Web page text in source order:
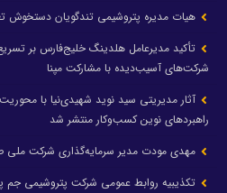
هیات مدیره پتروشیمی تندگویان دستخوش
تأکید مدیرعامل هلدینگ خلیج‌فارس بر
شرکت‌های آسیب‌دیده با مشارکت مپنا
آثار مدیریتی سید نوید شهیدی‌نیا با
راهبردهای نوین کسب‌وکار منتشر شد
مهدی مودت مدیر سرمایه‌گذاری شرکت ملی
تکذیبیه روابط عمومی شرکت پتروشیمی جم